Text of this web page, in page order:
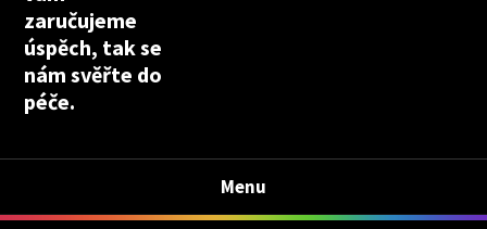
zaručujeme
úspěch, tak se
nám svěřte do
péče.
Menu